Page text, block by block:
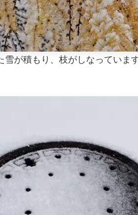
雪が積もり、枝がしなっていま